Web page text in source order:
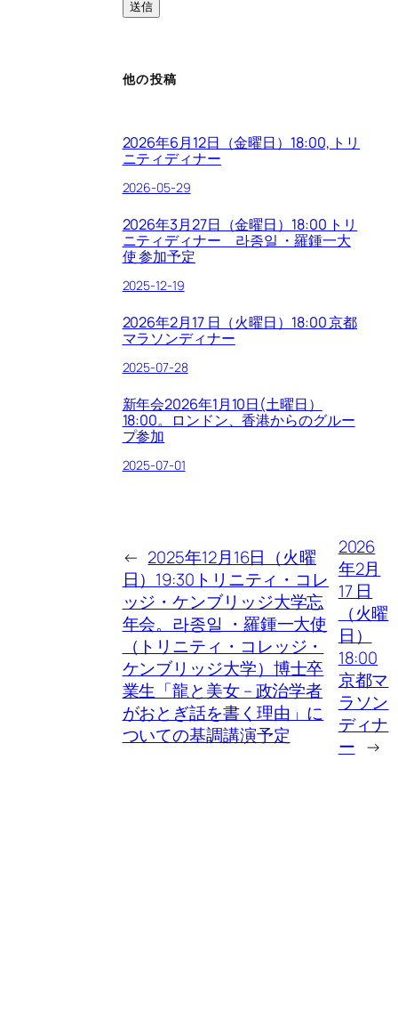
他の投稿
2026年6月12日（金曜日）18:00, トリ
ニティディナー
2026-05-29
2026年3月27日（金曜日）18:00 トリ
ニティディナー 라종일 ・羅鍾一大
使 参加予定
2025-12-19
2026年2月17 日（火曜日）18:00 京都
マラソンディナー
2025-07-28
新年会2026年1月10日(土曜日）
18:00。ロンドン、香港からのグルー
プ参加
2025-07-01
← 2025年12月16日（火曜
日）19:30トリニティ・コレ
ッジ・ケンブリッジ大学忘
年会。라종일 ・羅鍾一大使
（トリニティ・コレッジ・
ケンブリッジ大学）博士卒
業生「龍と美女 – 政治学者
がおとぎ話を書く理由」に
ついての基調講演予定
2026
年2月
17 日
（火曜
日）
18:00
京都マ
ラソン
ディナ
ー →